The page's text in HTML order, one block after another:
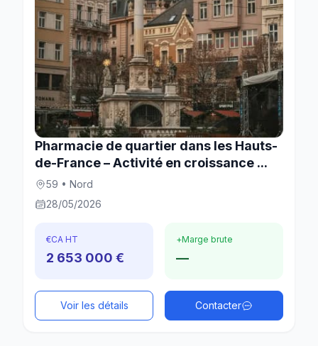
Pharmacie de quartier dans les Hauts-
de-France – Activité en croissance ...
59 • Nord
28/05/2026
€CA HT
2 653 000 €
+Marge brute
—
Voir les détails Contacter